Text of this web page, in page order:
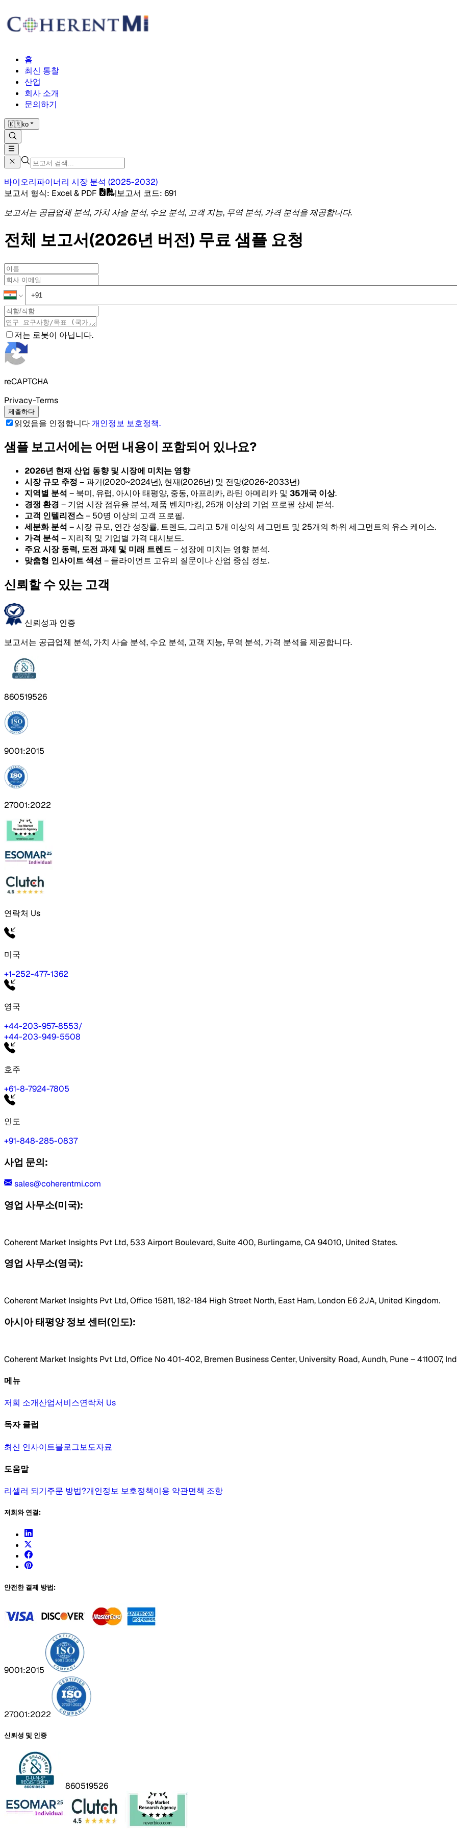
홈
최신 통찰
산업
회사 소개
문의하기
🇰🇷ko
바이오리파이너리 시장 분석 (2025-2032)
보고서 형식: Excel & PDF |보고서 코드: 691
보고서는 공급업체 분석, 가치 사슬 분석, 수요 분석, 고객 지능, 무역 분석, 가격 분석을 제공합니다.
전체 보고서(2026년 버전) 무료 샘플 요청
저는 로봇이 아닙니다.
reCAPTCHA
Privacy-Terms
제출하다
읽었음을 인정합니다개인정보 보호정책.
샘플 보고서에는 어떤 내용이 포함되어 있나요?
2026년 현재 산업 동향 및 시장에 미치는 영향
시장 규모 추정 – 과거(2020~2024년), 현재(2026년) 및 전망(2026~2033년)
지역별 분석 – 북미, 유럽, 아시아 태평양, 중동, 아프리카, 라틴 아메리카 및 35개국 이상.
경쟁 환경 – 기업 시장 점유율 분석, 제품 벤치마킹, 25개 이상의 기업 프로필 상세 분석.
고객 인텔리전스– 50명 이상의 고객 프로필.
세분화 분석 – 시장 규모, 연간 성장률, 트렌드, 그리고 5개 이상의 세그먼트 및 25개의 하위 세그먼트의 유스 케이스.
가격 분석 – 지리적 및 기업별 가격 대시보드.
주요 시장 동력, 도전 과제 및 미래 트렌드– 성장에 미치는 영향 분석.
맞춤형 인사이트 섹션 – 클라이언트 고유의 질문이나 산업 중심 정보.
신뢰할 수 있는 고객
신뢰성과 인증
보고서는 공급업체 분석, 가치 사슬 분석, 수요 분석, 고객 지능, 무역 분석, 가격 분석을 제공합니다.
860519526
9001:2015
27001:2022
연락처 Us
미국
+1-252-477-1362
영국
+44-203-957-8553/
+44-203-949-5508
호주
+61-8-7924-7805
인도
+91-848-285-0837
사업 문의:
sales@coherentmi.com
영업 사무소(미국):
Coherent Market Insights Pvt Ltd, 533 Airport Boulevard, Suite 400, Burlingame, CA 94010, United States.
영업 사무소(영국):
Coherent Market Insights Pvt Ltd, Office 15811, 182-184 High Street North, East Ham, London E6 2JA, United Kingdom.
아시아 태평양 정보 센터(인도):
Coherent Market Insights Pvt Ltd, Office No 401-402, Bremen Business Center, University Road, Aundh, Pune – 411007,
메뉴
저희 소개산업서비스연락처 Us
독자 클럽
최신 인사이트블로그보도자료
도움말
리셀러 되기주문 방법?개인정보 보호정책이용 약관면책 조항
저희와 연결:
안전한 결제 방법:
9001:2015
27001:2022
신뢰성 및 인증
860519526